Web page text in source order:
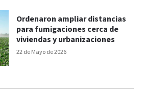
22 de Mayo de 2026
Ordenaron ampliar distancias
para fumigaciones cerca de
viviendas y urbanizaciones